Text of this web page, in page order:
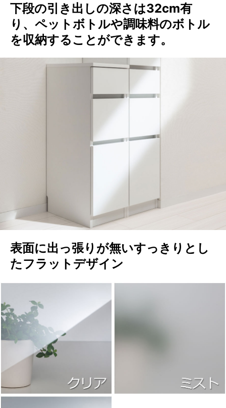
下段の引き出しの深さは32cm有
り、ペットボトルや調味料のボトル
を収納することができます。
表面に出っ張りが無いすっきりとし
たフラットデザイン